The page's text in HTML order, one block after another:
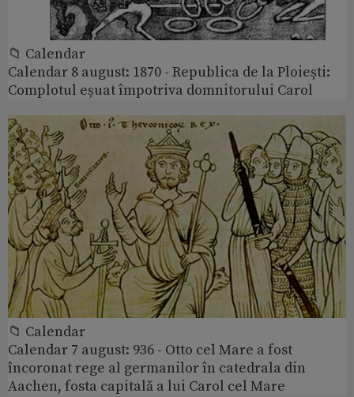
📁 Calendar
Calendar 8 august: 1870 - Republica de la Ploiești:
Complotul eșuat împotriva domnitorului Carol
📁 Calendar
Calendar 7 august: 936 - Otto cel Mare a fost
încoronat rege al germanilor în catedrala din
Aachen, fosta capitală a lui Carol cel Mare